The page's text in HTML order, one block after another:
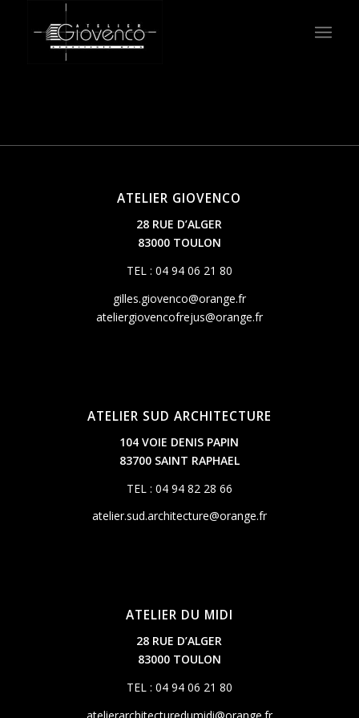
ATELIER GIOVENCO
28 RUE D’ALGER
83000 TOULON
TEL : 04 94 06 21 80
gilles.giovenco@orange.fr
ateliergiovencofrejus@orange.fr
ATELIER SUD ARCHITECTURE
104 VOIE DENIS PAPIN
83700 SAINT RAPHAEL
TEL : 04 94 82 28 66
atelier.sud.architecture@orange.fr
ATELIER DU MIDI
28 RUE D’ALGER
83000 TOULON
TEL : 04 94 06 21 80